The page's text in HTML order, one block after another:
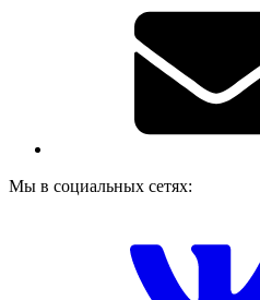
Мы в социальных сетях: